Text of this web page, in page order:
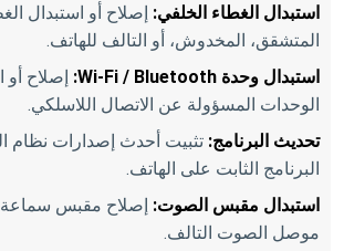
استبدال الغطاء الخلفي: إصلاح أو استبدال
المتشقق، المخدوش، أو التالف للهاتف.
استبدال وحدة Wi-Fi / Bluetooth:
إصلاح أو
الوحدات المسؤولة عن الاتصال اللاسلكي.
تحديث البرنامج: تثبيت أحدث إصدارات نظام
البرنامج الثابت على الهاتف.
استبدال مقبس الصوت: إصلاح مقبس سماعة
موصل الصوت التالف.